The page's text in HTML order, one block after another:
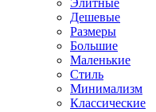
Элитные
Дешевые
Размеры
Большие
Маленькие
Стиль
Минимализм
Классические